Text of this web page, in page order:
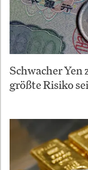
Schwacher
größte Risiko